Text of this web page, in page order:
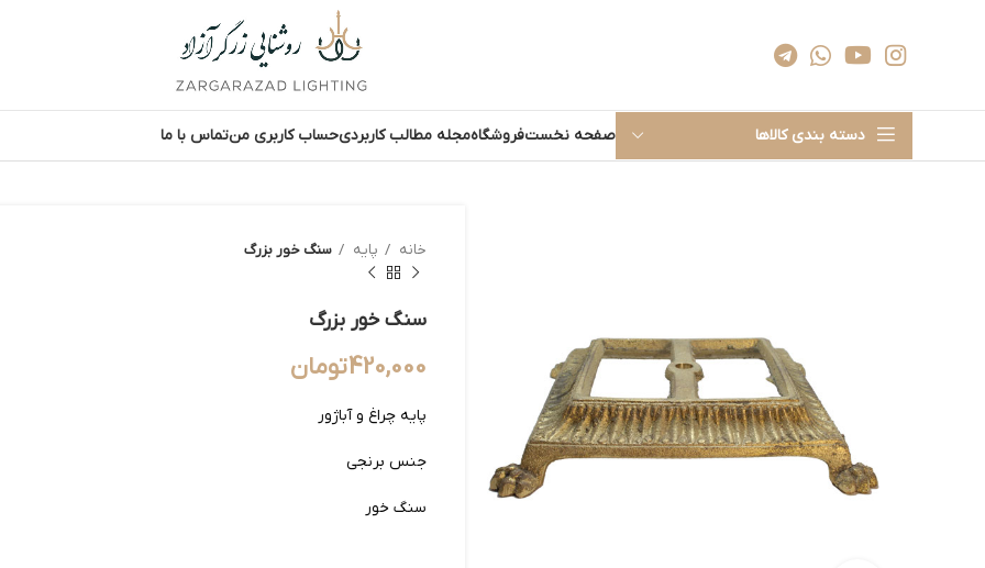
دسته بندی کالاها صفحه نخستفروشگاهمجله مطالب کاربردیحساب کاربری منتماس با ما
خانه پایه سنگ خور بزرگ
سنگ خور بزرگ
420,000تومان
پایه چراغ و آباژور
جنس برنجی
سنگ خور